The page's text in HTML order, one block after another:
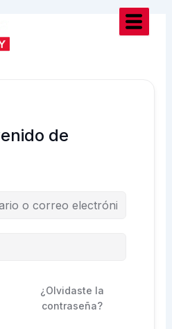
de
¿Olvidaste la
contraseña?